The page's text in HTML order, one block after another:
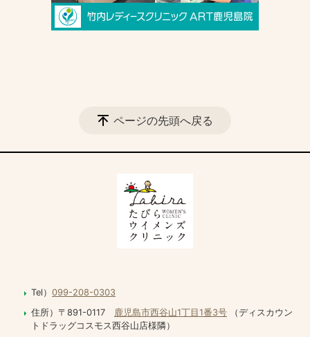
ページの先頭へ戻る
Tel） 099-208-0303
住所）〒891-0117 鹿児島市西谷山1丁目1番3号 （ディスカウン
トドラッグコスモス西谷山店様隣）